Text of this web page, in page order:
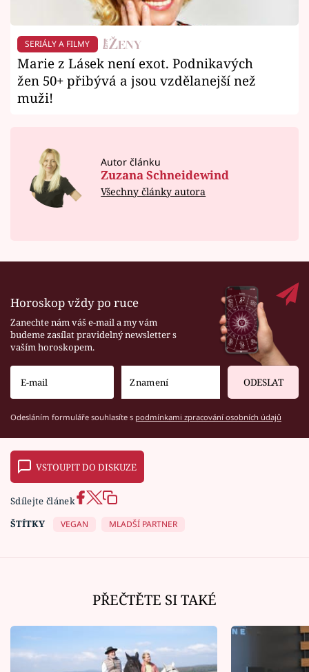
SERIÁLY A FILMY
Marie z Lásek není exot. Podnikavých
žen 50+ přibývá a jsou vzdělanejší než
muži!
Autor článku
Zuzana Schneidewind
Všechny články autora
Horoskop vždy po ruce
Zanechte nám váš e-mail a my vám
budeme zasílat pravidelný newsletter s
vaším horoskopem.
ODESLAT
Odesláním formuláře souhlasíte s podmínkami zpracování osobních údajů
VSTOUPIT DO DISKUZE
Sdílejte článek
ŠTÍTKY
VEGAN MLADŠÍ PARTNER
PŘEČTĚTE SI TAKÉ